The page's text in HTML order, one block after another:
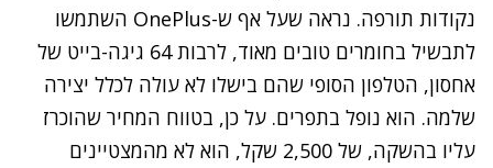
נקודות תורפה. נראה שעל אף ש-OnePlus השתמשו
לתבשיל בחומרים טובים מאוד, לרבות 64 גיגה-בייט של
אחסון, הטלפון הסופי שהם בישלו לא עולה לכלל יצירה
שלמה. הוא נופל בתפרים. על כן, בטווח המחיר שהוכרז
עליו בהשקה, של 2,500 שקל, הוא לא מהמצטיינים